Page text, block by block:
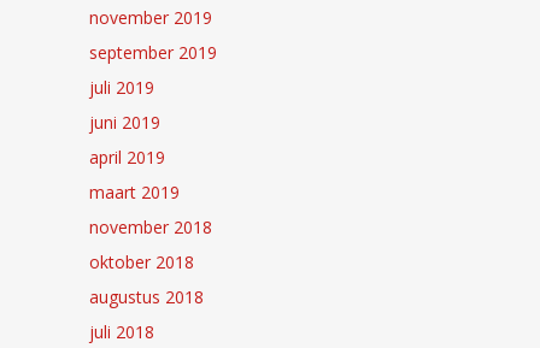
november 2019
september 2019
juli 2019
juni 2019
april 2019
maart 2019
november 2018
oktober 2018
augustus 2018
juli 2018